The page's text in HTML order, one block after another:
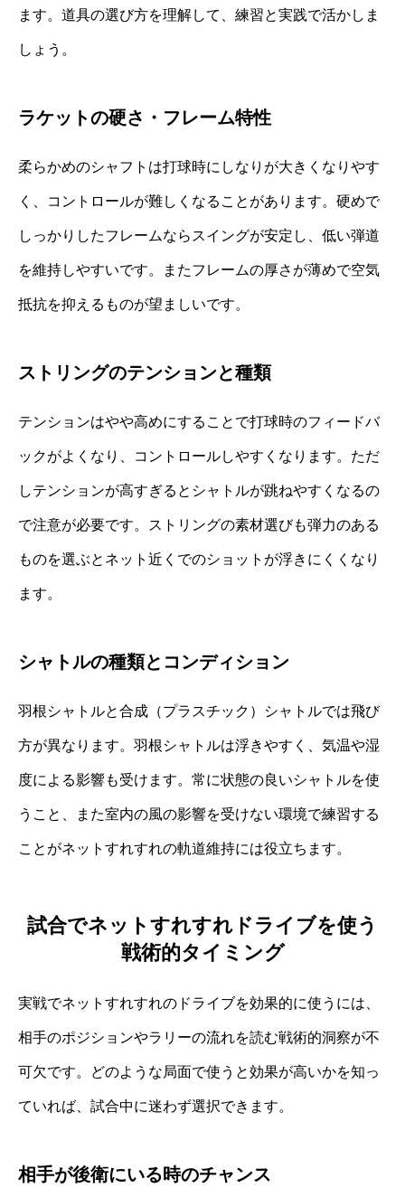
ます。道具の選び方を理解して、練習と実践で活かしま
しょう。
ラケットの硬さ・フレーム特性
柔らかめのシャフトは打球時にしなりが大きくなりやす
く、コントロールが難しくなることがあります。硬めで
しっかりしたフレームならスイングが安定し、低い弾道
を維持しやすいです。またフレームの厚さが薄めで空気
抵抗を抑えるものが望ましいです。
ストリングのテンションと種類
テンションはやや高めにすることで打球時のフィードバ
ックがよくなり、コントロールしやすくなります。ただ
しテンションが高すぎるとシャトルが跳ねやすくなるの
で注意が必要です。ストリングの素材選びも弾力のある
ものを選ぶとネット近くでのショットが浮きにくくなり
ます。
シャトルの種類とコンディション
羽根シャトルと合成（プラスチック）シャトルでは飛び
方が異なります。羽根シャトルは浮きやすく、気温や湿
度による影響も受けます。常に状態の良いシャトルを使
うこと、また室内の風の影響を受けない環境で練習する
ことがネットすれすれの軌道維持には役立ちます。
試合でネットすれすれドライブを使う
戦術的タイミング
実戦でネットすれすれのドライブを効果的に使うには、
相手のポジションやラリーの流れを読む戦術的洞察が不
可欠です。どのような局面で使うと効果が高いかを知っ
ていれば、試合中に迷わず選択できます。
相手が後衛にいる時のチャンス